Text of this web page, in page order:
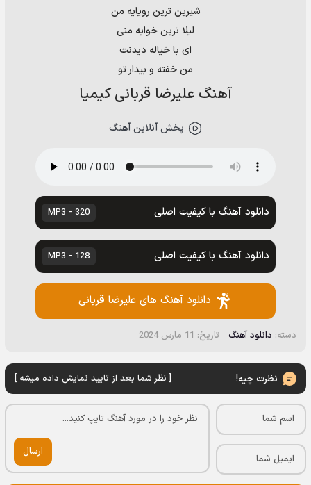
شیرین ترین رویایه من
لیلا ترین خوابه منی
ای با خیاله دیدنت
من خفته و بیدار تو
آهنگ علیرضا قربانی کیمیا
پخش آنلاین آهنگ
دانلود آهنگ با کیفیت اصلی 320 - MP3
دانلود آهنگ با کیفیت اصلی 128 - MP3
دانلود آهنگ های علیرضا قربانی
دسته: دانلود آهنگ تاریخ: 11 مارس 2024
نظرت چیه! [ نظر شما بعد از تایید نمایش داده میشه ]
ارسال